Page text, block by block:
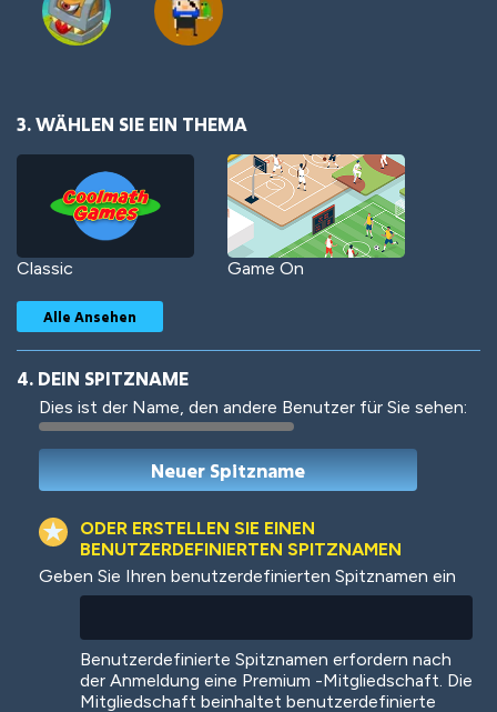
3. WÄHLEN SIE EIN THEMA
Classic Game On
Woof Jungle Cats
Colorful
Alle Ansehen
4. DEIN SPITZNAME
Dies ist der Name, den andere Benutzer für Sie sehen:
ODER ERSTELLEN SIE EINEN
BENUTZERDEFINIERTEN SPITZNAMEN
Geben Sie Ihren benutzerdefinierten Spitznamen ein
Benutzerdefinierte Spitznamen erfordern nach
der Anmeldung eine Premium -Mitgliedschaft. Die
Mitgliedschaft beinhaltet benutzerdefinierte